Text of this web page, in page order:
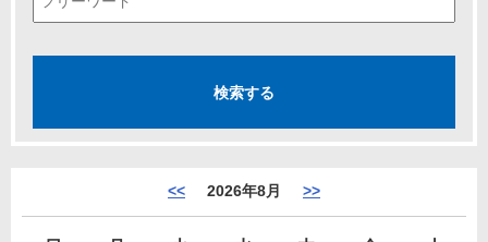
<< 2026年8月 >>